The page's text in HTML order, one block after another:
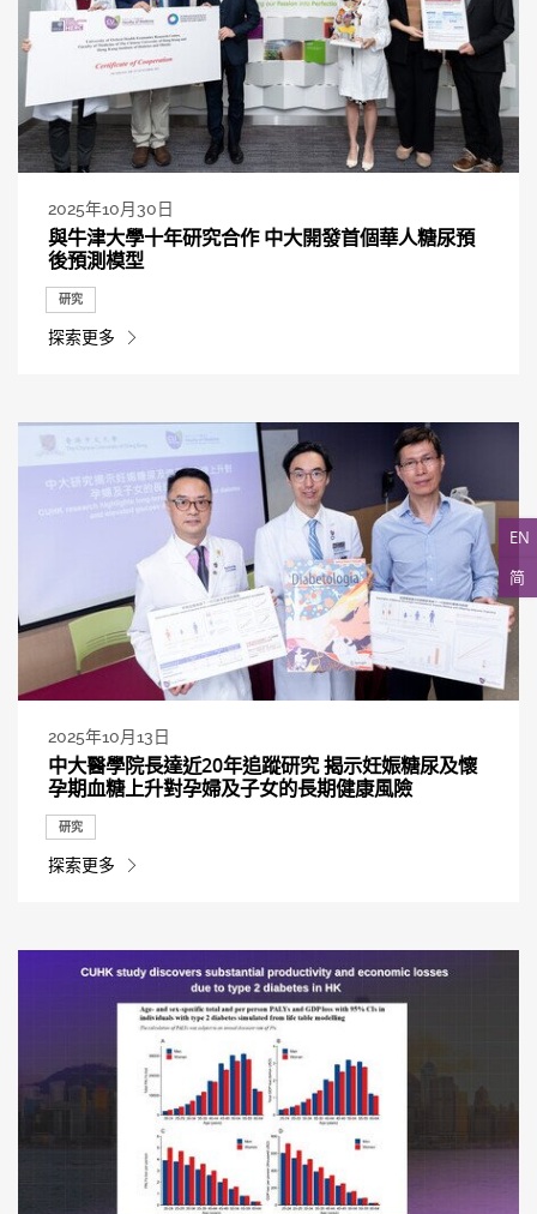
EN
简
2025年10月30日
與牛津大學十年研究合作 中大開發首個華人糖尿預
後預測模型
研究
探索更多
2025年10月13日
中大醫學院長達近20年追蹤研究 揭示妊娠糖尿及懷
孕期血糖上升對孕婦及子女的長期健康風險
研究
探索更多